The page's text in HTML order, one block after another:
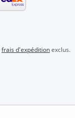
frais d'expéditionexclus.